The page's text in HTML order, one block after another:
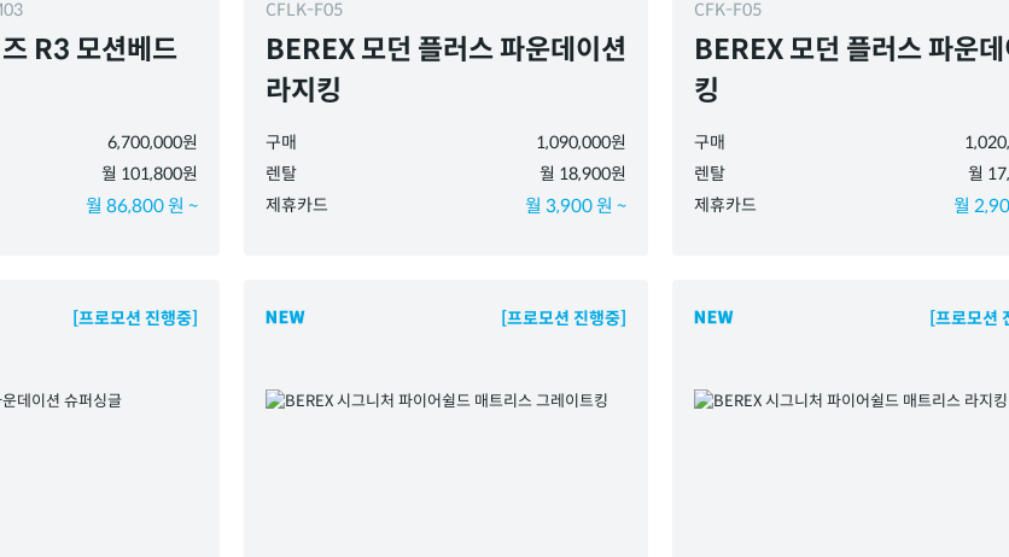
R3 모션베드
6,700,000원
월 101,800원
월 86,800 원 ~
CFLK-F05
BEREX 모던 플러스 파운데이션
라지킹
구매
1,090,000원
렌탈
월 18,900원
제휴카드
월 3,900 원 ~
CFK-F05
BEREX 모던 플러스 파운
킹
구매
렌탈
월
제휴카드
월
[프로모션 진행중] [프로모션 진행중] [프로모션